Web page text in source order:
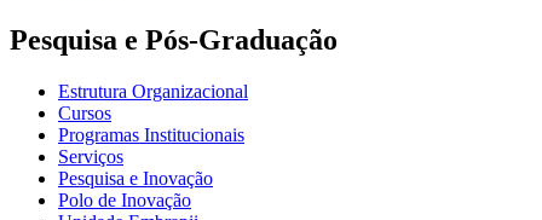
Pesquisa e Pós-Graduação
Estrutura Organizacional
Cursos
Programas Institucionais
Serviços
Pesquisa e Inovação
Polo de Inovação